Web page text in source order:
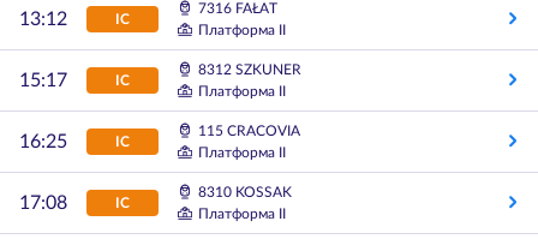
13:12 IC
7316 FAŁAT
Платформа II
15:17 IC
8312 SZKUNER
Платформа II
16:25 IC
115 CRACOVIA
Платформа II
17:08 IC
8310 KOSSAK
Платформа II